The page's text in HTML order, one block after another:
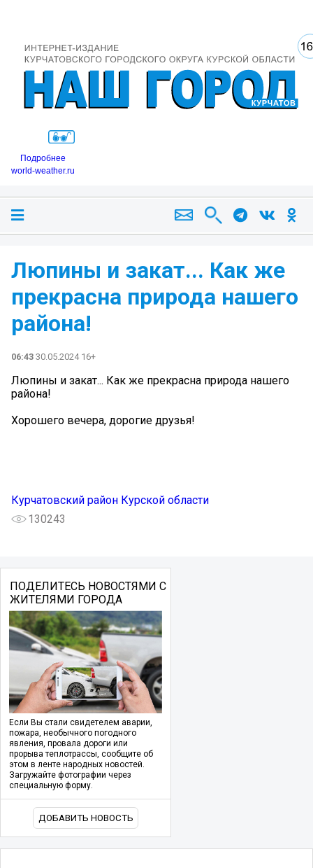
Подробнее
world-weather.ru
Люпины и закат... Как же
прекрасна природа нашего
района!
06:43 30.05.2024 16+
Люпины и закат... Как же прекрасна природа нашего
района!
Хорошего вечера, дорогие друзья!
Курчатовский район Курской области
130243
ПОДЕЛИТЕСЬ НОВОСТЯМИ С
ЖИТЕЛЯМИ ГОРОДА
Если Вы стали свидетелем аварии,
пожара, необычного погодного
явления, провала дороги или
прорыва теплотрассы, сообщите об
этом в ленте народных новостей.
Загружайте фотографии через
специальную форму.
ДОБАВИТЬ НОВОСТЬ